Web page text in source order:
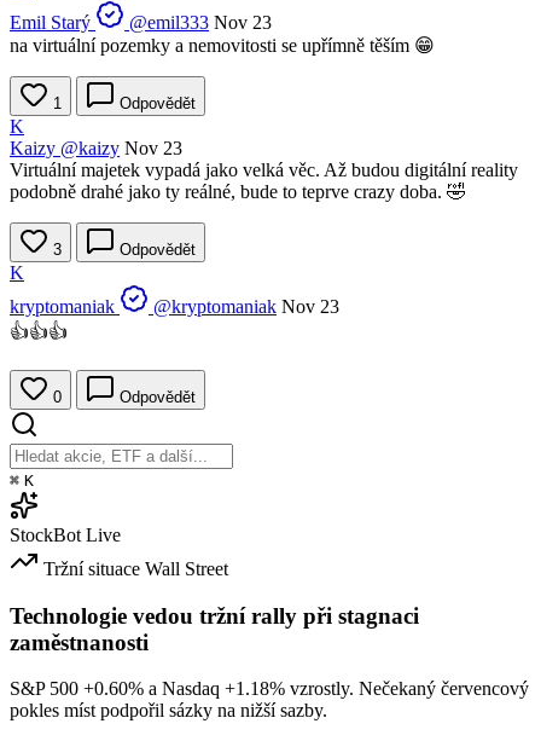
Emil Starý
@emil333 Nov 23
na virtuální pozemky a nemovitosti se upřímně těším 😁
1 Odpovědět
K
Kaizy @kaizy Nov 23
Virtuální majetek vypadá jako velká věc. Až budou digitální reality
podobně drahé jako ty reálné, bude to teprve crazy doba. 🤣
3 Odpovědět
K
kryptomaniak
@kryptomaniak Nov 23
👍👍👍
0 Odpovědět
⌘ K
StockBot Live
Tržní situace Wall Street
Technologie vedou tržní rally při stagnaci
zaměstnanosti
S&P 500 +0.60% a Nasdaq +1.18% vzrostly. Nečekaný červencový
pokles míst podpořil sázky na nižší sazby.